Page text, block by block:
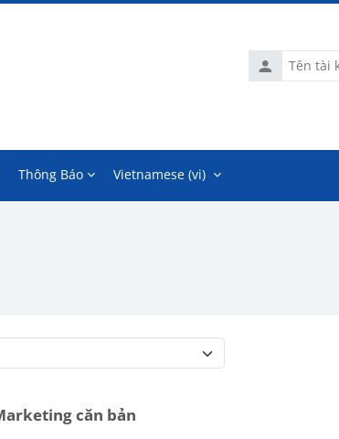
Tên
tài
Thông Báo Vietnamese ‎(vi)‎
căn bản